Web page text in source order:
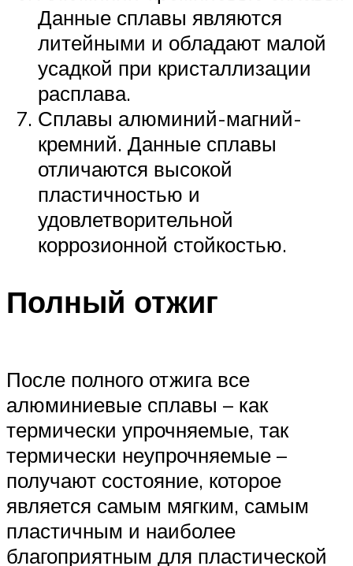
Данные сплавы являются
литейными и обладают малой
усадкой при кристаллизации
расплава.
Сплавы алюминий-магний-
кремний. Данные сплавы
отличаются высокой
пластичностью и
удовлетворительной
коррозионной стойкостью.
Полный отжиг
После полного отжига все
алюминиевые сплавы – как
термически упрочняемые, так
термически неупрочняемые –
получают состояние, которое
является самым мягким, самым
пластичным и наиболее
благоприятным для пластической